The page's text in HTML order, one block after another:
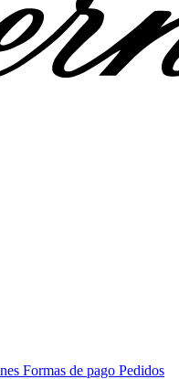
Formas de pago Pedidos